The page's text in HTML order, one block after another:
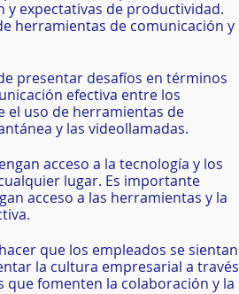
expectativas de productividad.
herramientas de comunicación y
presentar desafíos en términos
efectiva entre los
el uso de herramientas de
y las videollamadas.
acceso a la tecnología y los
lugar. Es importante
acceso a las herramientas y la
que los empleados se sientan
la cultura empresarial a través
que fomenten la colaboración y la